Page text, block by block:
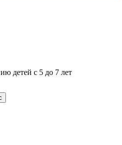
детей с 5 до 7 лет